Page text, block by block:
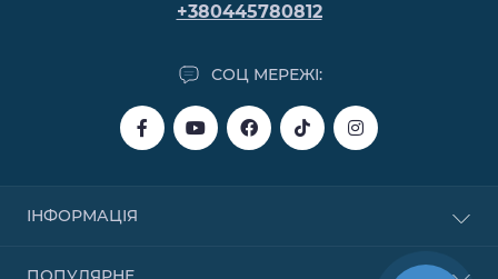
+380445780812
СОЦ МЕРЕЖІ:
ІНФОРМАЦІЯ